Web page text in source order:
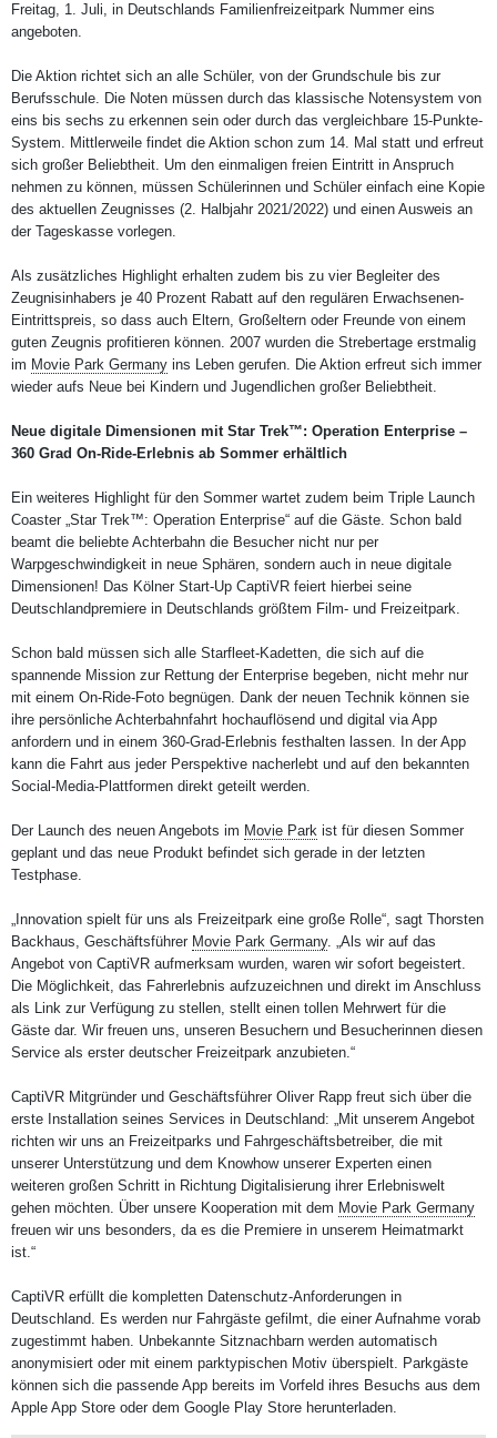
Freitag, 1. Juli, in Deutschlands Familienfreizeitpark Nummer eins
angeboten.
Die Aktion richtet sich an alle Schüler, von der Grundschule bis zur
Berufsschule. Die Noten müssen durch das klassische Notensystem von
eins bis sechs zu erkennen sein oder durch das vergleichbare 15-Punkte-
System. Mittlerweile findet die Aktion schon zum 14. Mal statt und erfreut
sich großer Beliebtheit. Um den einmaligen freien Eintritt in Anspruch
nehmen zu können, müssen Schülerinnen und Schüler einfach eine Kopie
des aktuellen Zeugnisses (2. Halbjahr 2021/2022) und einen Ausweis an
der Tageskasse vorlegen.
Als zusätzliches Highlight erhalten zudem bis zu vier Begleiter des
Zeugnisinhabers je 40 Prozent Rabatt auf den regulären Erwachsenen-
Eintrittspreis, so dass auch Eltern, Großeltern oder Freunde von einem
guten Zeugnis profitieren können. 2007 wurden die Strebertage erstmalig
im Movie Park Germany ins Leben gerufen. Die Aktion erfreut sich immer
wieder aufs Neue bei Kindern und Jugendlichen großer Beliebtheit.
Neue digitale Dimensionen mit Star Trek™: Operation Enterprise –
360 Grad On-Ride-Erlebnis ab Sommer erhältlich
Ein weiteres Highlight für den Sommer wartet zudem beim Triple Launch
Coaster „Star Trek™: Operation Enterprise“ auf die Gäste. Schon bald
beamt die beliebte Achterbahn die Besucher nicht nur per
Warpgeschwindigkeit in neue Sphären, sondern auch in neue digitale
Dimensionen! Das Kölner Start-Up CaptiVR feiert hierbei seine
Deutschlandpremiere in Deutschlands größtem Film- und Freizeitpark.
Schon bald müssen sich alle Starfleet-Kadetten, die sich auf die
spannende Mission zur Rettung der Enterprise begeben, nicht mehr nur
mit einem On-Ride-Foto begnügen. Dank der neuen Technik können sie
ihre persönliche Achterbahnfahrt hochauflösend und digital via App
anfordern und in einem 360-Grad-Erlebnis festhalten lassen. In der App
kann die Fahrt aus jeder Perspektive nacherlebt und auf den bekannten
Social-Media-Plattformen direkt geteilt werden.
Der Launch des neuen Angebots im Movie Park ist für diesen Sommer
geplant und das neue Produkt befindet sich gerade in der letzten
Testphase.
„Innovation spielt für uns als Freizeitpark eine große Rolle“, sagt Thorsten
Backhaus, Geschäftsführer Movie Park Germany. „Als wir auf das
Angebot von CaptiVR aufmerksam wurden, waren wir sofort begeistert.
Die Möglichkeit, das Fahrerlebnis aufzuzeichnen und direkt im Anschluss
als Link zur Verfügung zu stellen, stellt einen tollen Mehrwert für die
Gäste dar. Wir freuen uns, unseren Besuchern und Besucherinnen diesen
Service als erster deutscher Freizeitpark anzubieten.“
CaptiVR Mitgründer und Geschäftsführer Oliver Rapp freut sich über die
erste Installation seines Services in Deutschland: „Mit unserem Angebot
richten wir uns an Freizeitparks und Fahrgeschäftsbetreiber, die mit
unserer Unterstützung und dem Knowhow unserer Experten einen
weiteren großen Schritt in Richtung Digitalisierung ihrer Erlebniswelt
gehen möchten. Über unsere Kooperation mit dem Movie Park Germany
freuen wir uns besonders, da es die Premiere in unserem Heimatmarkt
ist.“
CaptiVR erfüllt die kompletten Datenschutz-Anforderungen in
Deutschland. Es werden nur Fahrgäste gefilmt, die einer Aufnahme vorab
zugestimmt haben. Unbekannte Sitznachbarn werden automatisch
anonymisiert oder mit einem parktypischen Motiv überspielt. Parkgäste
können sich die passende App bereits im Vorfeld ihres Besuchs aus dem
Apple App Store oder dem Google Play Store herunterladen.